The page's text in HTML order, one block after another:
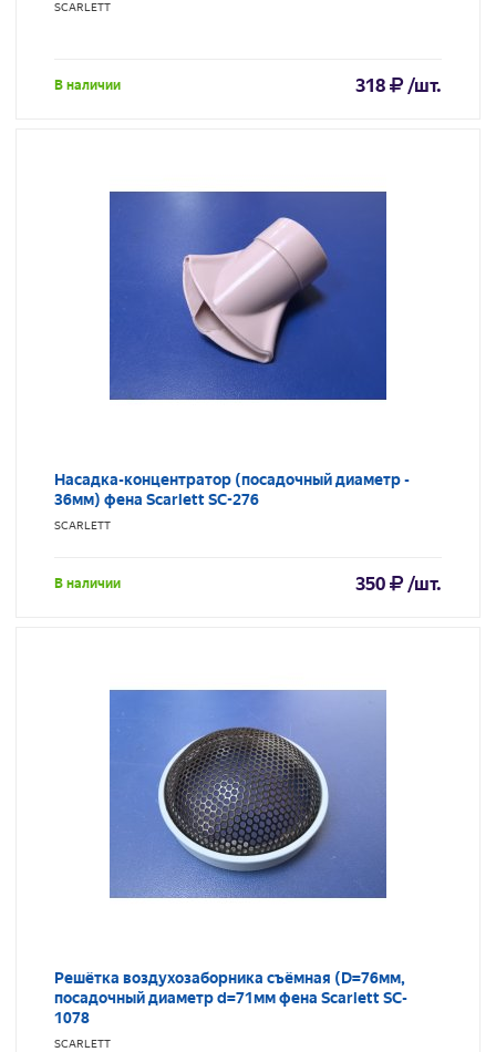
SCARLETT
В наличии 318 /шт.
Насадка-концентратор (посадочный диаметр -
36мм) фена Scarlett SC-276
SCARLETT
В наличии 350 /шт.
Решётка воздухозаборника съёмная (D=76мм,
посадочный диаметр d=71мм фена Scarlett SC-
1078
SCARLETT